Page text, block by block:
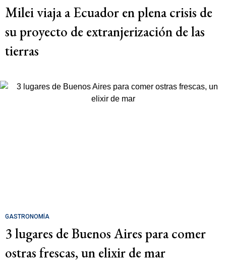
Milei viaja a Ecuador en plena crisis de
su proyecto de extranjerización de las
tierras
GASTRONOMÍA
3 lugares de Buenos Aires para comer
ostras frescas, un elixir de mar